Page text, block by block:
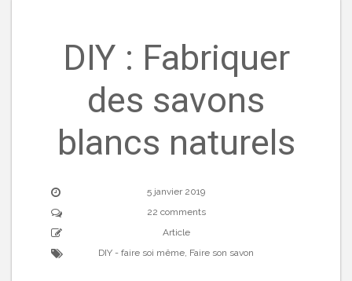
DIY : Fabriquer
des savons
blancs naturels
5 janvier 2019
22 comments
Article
DIY - faire soi même Faire son savon